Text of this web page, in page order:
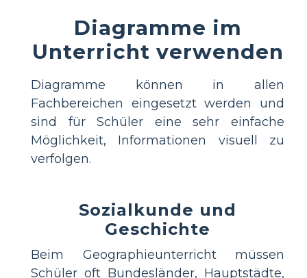
Diagramme im
Unterricht verwenden
Diagramme können in allen
Fachbereichen eingesetzt werden und
sind für Schüler eine sehr einfache
Möglichkeit, Informationen visuell zu
verfolgen.
Sozialkunde und
Geschichte
Beim Geographieunterricht müssen
Schüler oft Bundesländer, Hauptstädte,